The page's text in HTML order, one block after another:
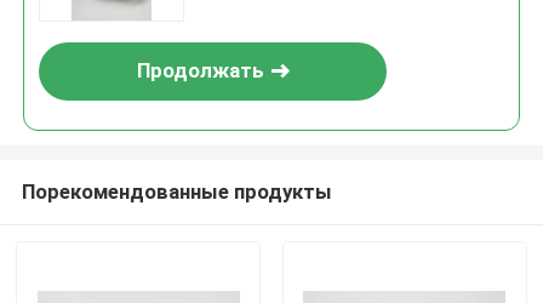
Продолжать
Порекомендованные продукты